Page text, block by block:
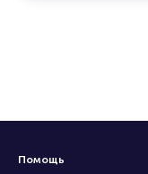
Помощь